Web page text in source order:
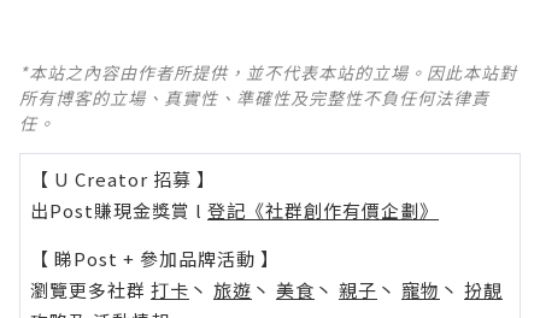
*本站之內容由作者所提供，並不代表本站的立場。因此本站對
所有博客的立場、真實性、準確性及完整性不負任何法律責
任。
【 U Creator 招募 】
出Post賺現金獎賞 l 登記《社群創作有價企劃》
【 睇Post + 參加品牌活動 】
瀏覽更多社群 打卡 丶 旅遊 丶 美食 丶 親子 丶 寵物 丶 扮靚